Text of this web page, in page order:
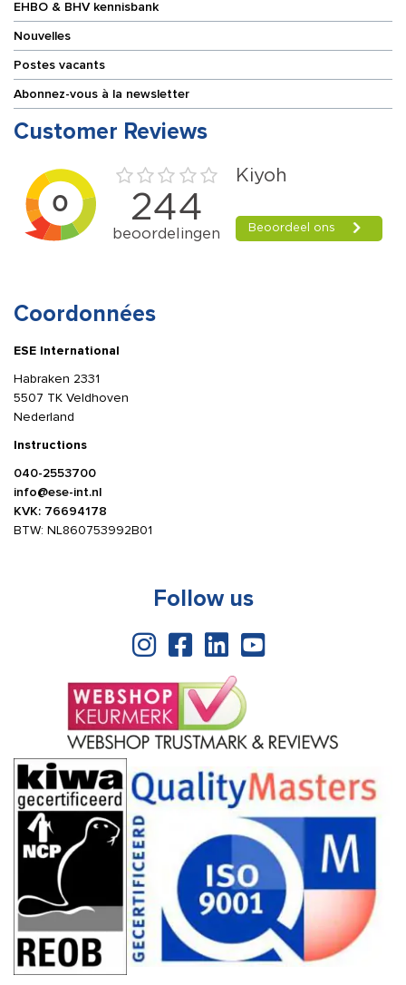
EHBO & BHV kennisbank
Nouvelles
Postes vacants
Abonnez-vous à la newsletter
Customer Reviews
Coordonnées
ESE International
Habraken 2331
5507 TK Veldhoven
Nederland
Instructions
040-2553700
info@ese-int.nl
KVK: 76694178
BTW: NL860753992B01
Follow us